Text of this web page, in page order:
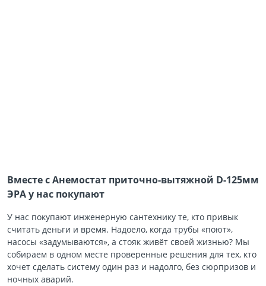
Вместе с Анемостат приточно-вытяжной D-125мм
ЭРА у нас покупают
У нас покупают инженерную сантехнику те, кто привык
считать деньги и время. Надоело, когда трубы «поют»,
насосы «задумываются», а стояк живёт своей жизнью? Мы
собираем в одном месте проверенные решения для тех, кто
хочет сделать систему один раз и надолго, без сюрпризов и
ночных аварий.